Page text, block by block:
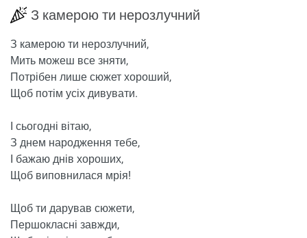
З камерою ти нерозлучний
З камерою ти нерозлучний,
Мить можеш все зняти,
Потрібен лише сюжет хороший,
Щоб потім усіх дивувати.
І сьогодні вітаю,
З днем ​​народження тебе,
І бажаю днів хороших,
Щоб виповнилася мрія!
Щоб ти дарував сюжети,
Першокласні завжди,